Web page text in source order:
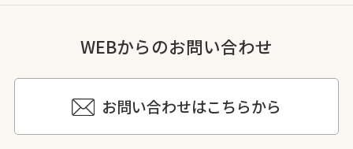
WEBからのお問い合わせ
お問い合わせはこちらから